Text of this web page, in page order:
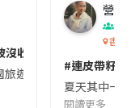
收😱出發前切記檢查
旅遊的民眾，近期要
營養
香港
#連皮帶籽
夏天其中一
閱讀更多